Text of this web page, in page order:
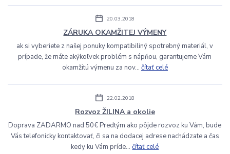
20.03.2018
ZÁRUKA OKAMŽITEJ VÝMENY
ak si vyberiete z našej ponuky kompatibiliný spotrebný materiál, v
prípade, že máte akýkoľvek problém s nápňou, garantujeme Vám
okamžitú výmenu za nov... čítať celé
22.02.2018
Rozvoz ŽILINA a okolie
Doprava ZADARMO nad 50€ Predtým ako pôjde rozvoz ku Vám, bude
Vás telefonicky kontaktovať, či sa na dodacej adrese nachádzate a čas
kedy ku Vám príde...čítať celé